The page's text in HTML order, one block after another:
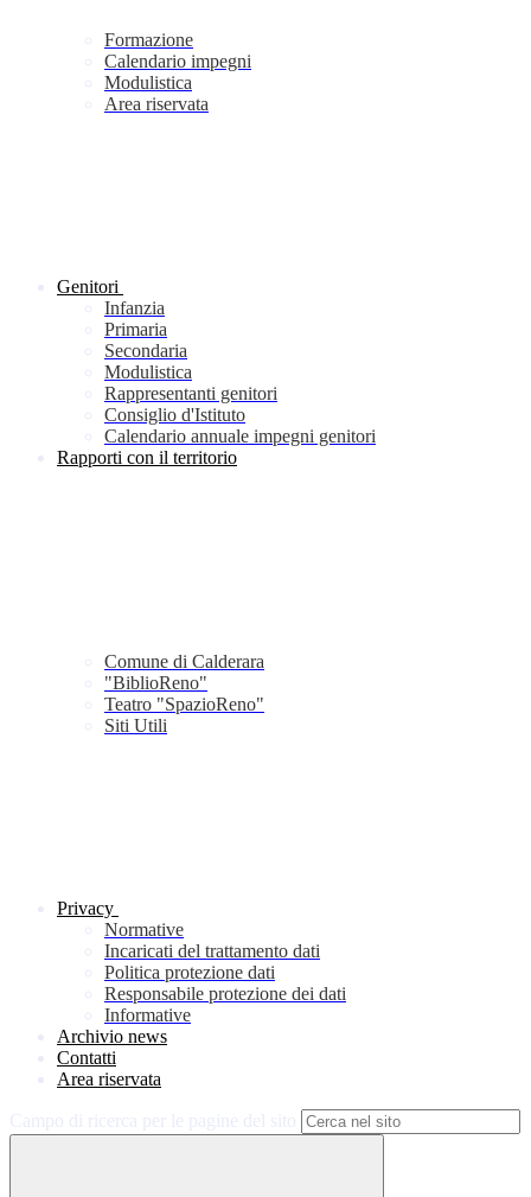
Formazione
Calendario impegni
Modulistica
Area riservata
Genitori
Infanzia
Primaria
Secondaria
Modulistica
Rappresentanti genitori
Consiglio d'Istituto
Calendario annuale impegni genitori
Rapporti con il territorio
Comune di Calderara
"BiblioReno"
Teatro "SpazioReno"
Siti Utili
Privacy
Normative
Incaricati del trattamento dati
Politica protezione dati
Responsabile protezione dei dati
Informative
Archivio news
Contatti
Area riservata